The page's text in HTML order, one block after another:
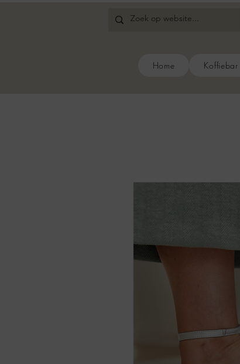
Home Koffiebar